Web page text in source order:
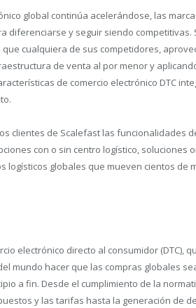
global continúa acelerándose, las
diferenciarse y seguir siendo
cualquiera de sus competidores,
de venta al por menor y
de comercio electrónico DTC
clientes de Scalefast las funcionalidades
con o sin centro logístico, soluciones
logísticos globales que mueven cientos de
electrónico directo al consumidor (DTC),
mundo hacer que las compras globales
a fin. Desde el cumplimiento de la
y las tarifas hasta la generación de